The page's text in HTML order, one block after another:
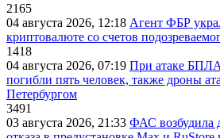
2165
04 августа 2026, 12:18 Агент ФБР
криптовалюте со счетов
1418
04 августа 2026, 07:19 При атаке
погибли пять человек, также дроны
Петербургом
3491
03 августа 2026, 21:33 ФАС возбудила